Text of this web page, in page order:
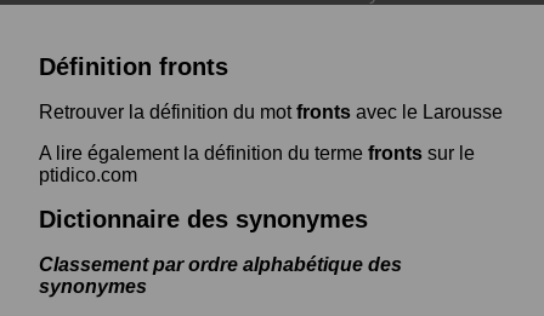
Définition fronts
Retrouver la définition du motfronts avec le Larousse
A lire également la définition du terme fronts sur le
ptidico.com
Dictionnaire des synonymes
Classement par ordre alphabétique des
synonymes